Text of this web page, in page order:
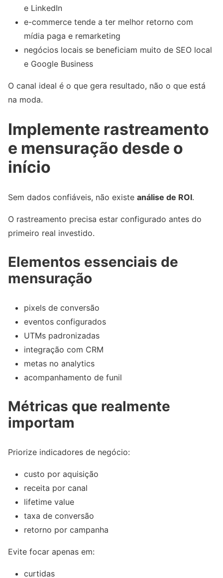
e LinkedIn
e-commerce tende a ter melhor retorno com
mídia paga e remarketing
negócios locais se beneficiam muito de SEO local
e Google Business
O canal ideal é o que gera resultado, não o que está
na moda.
Implemente rastreamento
e mensuração desde o
início
Sem dados confiáveis, não existe análise de ROI.
O rastreamento precisa estar configurado antes do
primeiro real investido.
Elementos essenciais de
mensuração
pixels de conversão
eventos configurados
UTMs padronizadas
integração com CRM
metas no analytics
acompanhamento de funil
Métricas que realmente
importam
Priorize indicadores de negócio:
custo por aquisição
receita por canal
lifetime value
taxa de conversão
retorno por campanha
Evite focar apenas em:
curtidas